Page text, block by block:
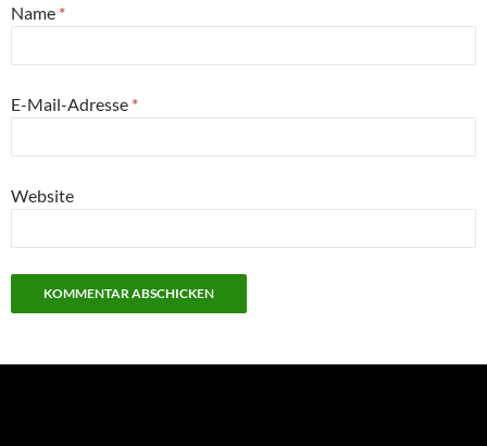
Name *
E-Mail-Adresse *
Website